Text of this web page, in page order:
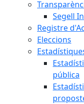
Segell
Registre
Eleccions
pública